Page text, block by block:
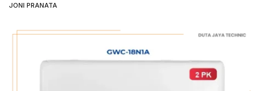
JONI PRANATA